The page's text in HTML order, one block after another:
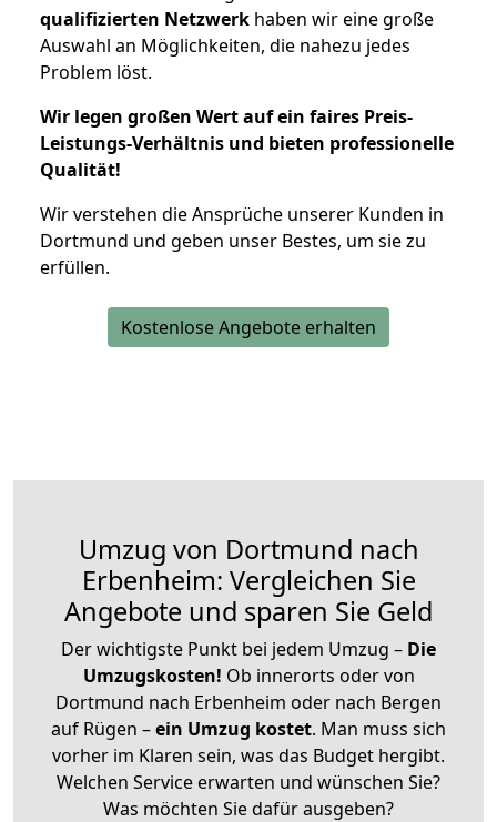
qualifizierten Netzwerk haben wir eine große
Auswahl an Möglichkeiten, die nahezu jedes
Problem löst.
Wir legen großen Wert auf ein faires Preis-
Leistungs-Verhältnis und bieten professionelle
Qualität!
Wir verstehen die Ansprüche unserer Kunden in
Dortmund und geben unser Bestes, um sie zu
erfüllen.
Kostenlose Angebote erhalten
Umzug von Dortmund nach
Erbenheim: Vergleichen Sie
Angebote und sparen Sie Geld
Der wichtigste Punkt bei jedem Umzug – Die
Umzugskosten! Ob innerorts oder von
Dortmund nach Erbenheim oder nach Bergen
auf Rügen –ein Umzug kostet. Man muss sich
vorher im Klaren sein, was das Budget hergibt.
Welchen Service erwarten und wünschen Sie?
Was möchten Sie dafür ausgeben?